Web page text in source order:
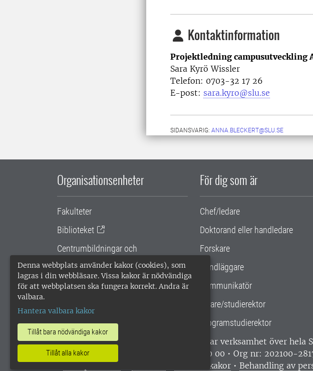
Denna webbplats använder kakor (cookies), som
lagras i din webbläsare. Vissa kakor är nödvändiga
för att webbplatsen ska fungera korrekt. Andra är
valbara.
Hantera valbara kakor
Tillåt bara nödvändiga kakor
Tillåt alla kakor
Kontaktinformation
Projektledning campusutveckling
Sara Kyrö Wissler
Telefon: 0703-32 17 26
E-post: sara.kyro@slu.se
SIDANSVARIG: ANNA.BLECKERT@SLU.SE
Organisationsenheter
Fakulteter
Biblioteket
Centrumbildningar och
samarbetsprojekt
Gemensamma verksamhetsstödet
För dig som är
Chef/ledare
Doktorand eller handledare
Forskare
Handläggare
Kommunikatör
Lärare/studierektor
Programstudierektor
SLU, Sveriges lantbruksuniversitet, har verksamhet över hela
enligt ISO 14001. •
Telefon: 018-67 10 00 • Org nr: 202100-
Hantera kakor •Behandling av